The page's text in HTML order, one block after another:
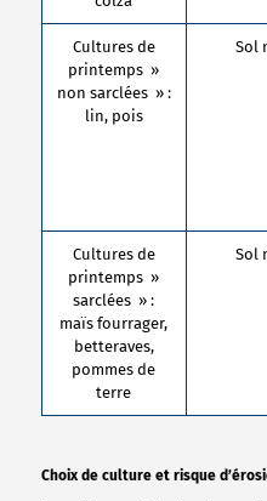
Cultures de
printemps »
non sarclées » :
lin, pois
Sol
Cultures de
printemps »
sarclées » :
maïs fourrager,
betteraves,
pommes de
terre
Sol
Choix de culture et risque